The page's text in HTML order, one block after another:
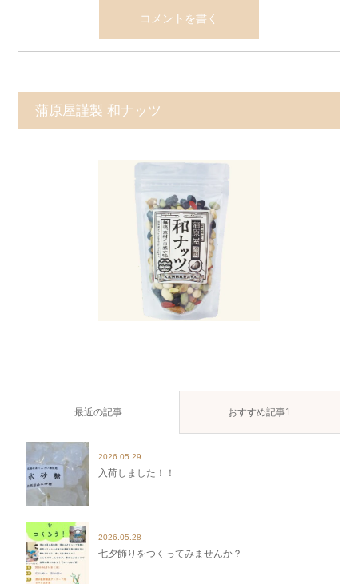
蒲原屋謹製 和ナッツ
最近の記事 おすすめ記事1
2026.05.29
入荷しました！！
2026.05.28
七夕飾りをつくってみませんか？